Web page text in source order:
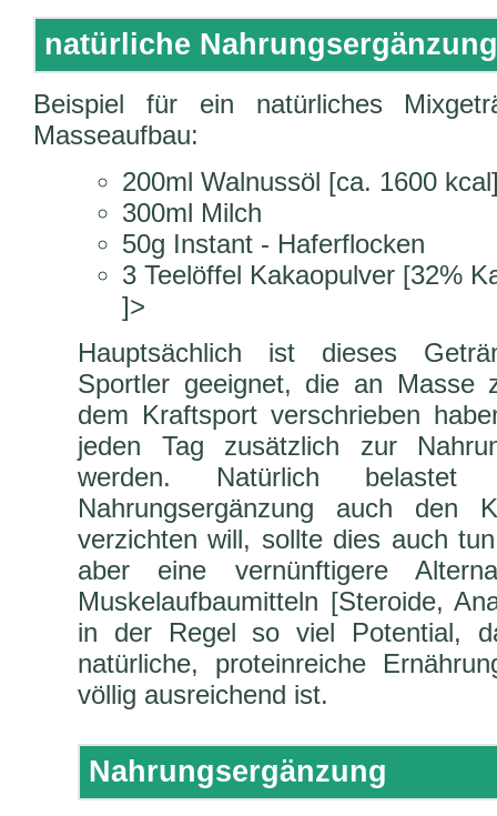
natürliche
Beispiel für ein natürliches
Masseaufbau:
200ml Walnussöl [ca. 1600
300ml Milch
50g Instant - Haferflocken
3 Teelöffel Kakaopulver [32%
]>
Hauptsächlich ist dieses
Sportler geeignet, die an Masse
dem Kraftsport verschrieben
jeden Tag zusätzlich zur
werden. Natürlich belastet
Nahrungsergänzung auch den
verzichten will, sollte dies auch
aber eine vernünftigere
Muskelaufbaumitteln [Steroide,
in der Regel so viel Potential,
natürliche, proteinreiche
völlig ausreichend ist.
Nahrungsergänzung